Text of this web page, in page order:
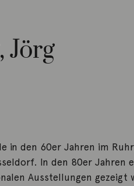
Jörg
in den 60er Jahren im
In den 80er Jahren
Ausstellungen gezeigt